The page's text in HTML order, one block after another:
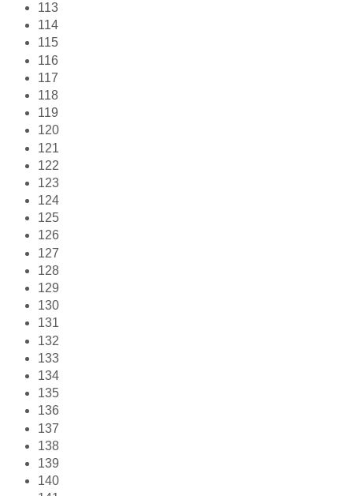
113
114
115
116
117
118
119
120
121
122
123
124
125
126
127
128
129
130
131
132
133
134
135
136
137
138
139
140